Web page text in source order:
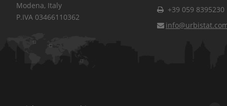
Modena, Italy
P.IVA 03466110362
+39 059 8395230